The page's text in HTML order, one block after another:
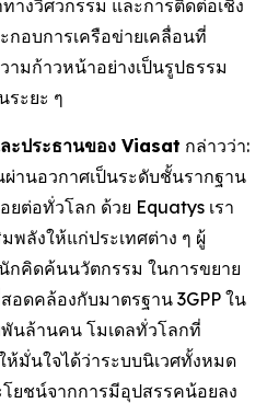
างวิศวกรรม และการติดต่อเชิง
อบการเครือข่ายเคลื่อนที่
ามก้าวหน้าอย่างเป็นรูปธรรม
ระยะ ๆ
ะประธานของ Viasat กล่าวว่า:
านอวกาศเป็นระดับชั้นรากฐาน
ยต่อทั่วโลก ด้วย Equatys เรา
พลังให้แก่ประเทศต่าง ๆ ผู้
กคิดค้นนวัตกรรม ในการขยาย
อดคล้องกับมาตรฐาน 3GPP ใน
นล้านคน โมเดลทั่วโลกที่
มั่นใจได้ว่าระบบนิเวศทั้งหมด
ยชน์จากการมีอุปสรรคน้อยลง